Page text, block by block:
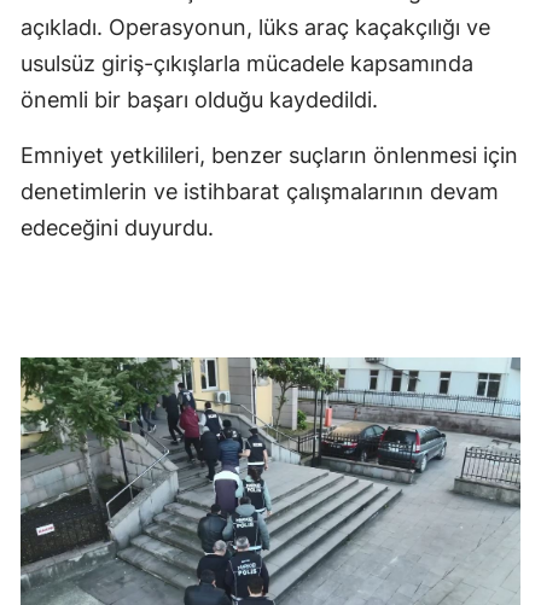
açıkladı. Operasyonun, lüks araç kaçakçılığı ve
usulsüz giriş-çıkışlarla mücadele kapsamında
önemli bir başarı olduğu kaydedildi.
Emniyet yetkilileri, benzer suçların önlenmesi için
denetimlerin ve istihbarat çalışmalarının devam
edeceğini duyurdu.